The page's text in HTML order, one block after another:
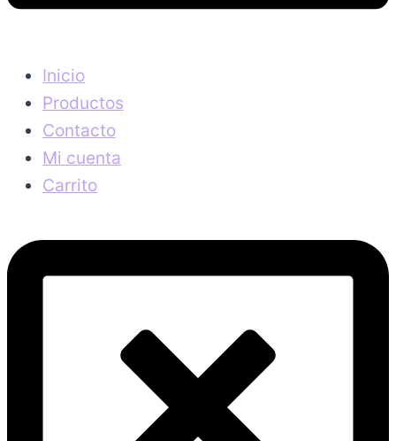
Inicio
Productos
Contacto
Mi cuenta
Carrito